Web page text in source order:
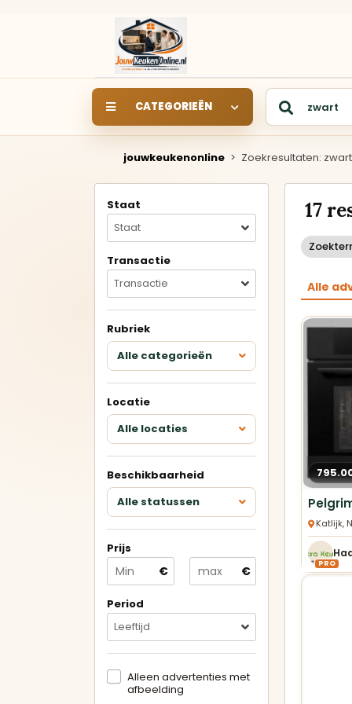
CATEGORIEËN
SHOWROOM
S
de showroom van een
Rechte keukens
Hoekkeukens
Keukens met eiland
U-keukens
Minikeukens
Alle showroomkeukens
bekijken
Betrouwbare
verkopers
Geverifieerde aanbieders en
jouwkeukenonline > Zoekresultaten: zwart
Staat
Staat
Transactie
Transactie
Rubriek
Alle categorieën
Locatie
Alle locaties
Beschikbaarheid
Alle statussen
Prijs
€ €
Period
Leeftijd
Alleen advertenties met
afbeelding
17
Alle
Katlijk,
PRO